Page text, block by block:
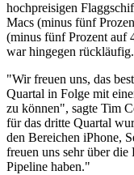
hochpreisigen
Macs (minus fünf
(minus fünf Prozent auf
war hingegen rückläufig.
"Wir freuen uns, das
Quartal in Folge mit
zu können", sagte Tim
für das dritte Quartal
den Bereichen iPhone,
freuen uns sehr über
Pipeline haben."